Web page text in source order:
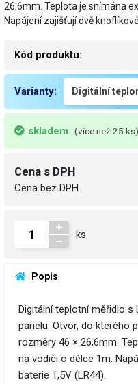
26,6mm. Teplota je snímána
Napájení zajišťují dvě
Kód produktu:
Varianty:
skladem (více než 25 ks)
Cena s DPH
Cena bez DPH
ks
Popis
Digitální teplotní měřidlo s
panelu. Otvor, do kterého
rozměry 46 × 26,6mm.
na vodiči o délce 1m.
baterie 1,5V (LR44).